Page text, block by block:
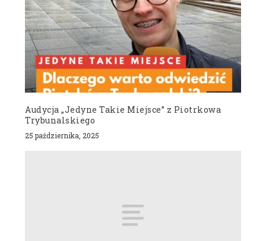
Audycja „Jedyne Takie Miejsce” z Piotrkowa
Trybunalskiego
25 października, 2025